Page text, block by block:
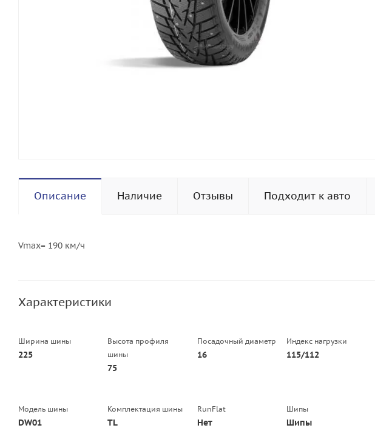
Описание Наличие Отзывы Подходит к авто
Vmax= 190 км/ч
Характеристики
Ширина шины
225
Высота профиля
шины
75
Посадочный диаметр
16
Индекс нагрузки
115/112
Модель шины
DW01
Комплектация шины
TL
RunFlat
Нет
Шипы
Шипы